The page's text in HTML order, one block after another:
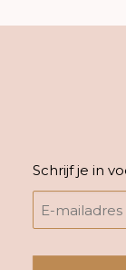
Schrijf je in